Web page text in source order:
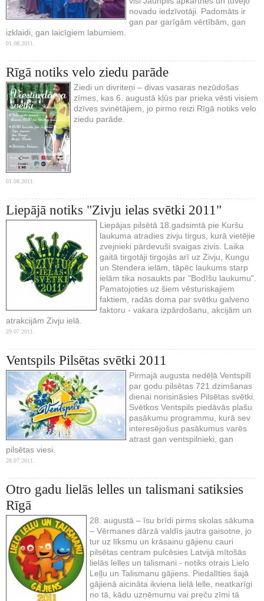
novadu iedzīvotāji. Padomāts ir
gan par garīgām vērtībām, gan
izklaidi, gan laicīgiem labumiem.
01.08.2011.
Rīgā notiks velo ziedu parāde
Ziedi un divriteņi – divas vasaras nezūdošas
zīmes, kas 6. augustā kļūs par prieka vēsti visiem
dzīves svinētājiem, jo pirmo reizi Rīgā notiks velo
ziedu parāde.
01.08.2011.
Liepājā notiks "Zivju ielas svētki 2011"
Liepājas pilsētā 18.gadsimtā pie Kuršu
laukuma atradies zivju tirgus, kurā vietējie
zvejnieki pārdevuši svaigas zivis. Laika
gaitā tirgotāji tirgojās arī uz Zivju, Kungu
un Stendera ielām, tāpēc laukums starp
ielām tika nosaukts par "Bodīšu laukumu".
Pamatojoties uz šiem vēsturiskajiem
faktiem, radās doma par svētku galveno
faktoru - vakara izpārdošanu, akcijām un
atrakcijām Zivju ielā.
29.07.2011.
Ventspils Pilsētas svētki 2011
Pirmajā augusta nedēļā Ventspilī
par godu pilsētas 721.dzimšanas
dienai norisināsies Pilsētas svētki.
Svētkos Ventspils piedāvās plašu
pasākumu programmu, kurā sev
interesējošus pasākumus varēs
atrast gan ventspilnieki, gan
pilsētas viesi.
28.07.2011.
Otro gadu lielās lelles un talismani satiksies
Rīgā
28. augustā – īsu brīdi pirms skolas sākuma
– Vērmanes dārzā valdīs jautra gaisotne, jo
tur uz līksmu un krāsainu gājienu cauri
pilsētas centram pulcēsies Latvijā mītošās
lielās lelles un talismani - notiks otrais Lielo
Leļļu un Talismanu gājiens. Piedalīties šajā
gājienā aicināta ikviena lielā lelle, neatkarīgi
no tā, kādu uzņēmumu vai preču zīmi tā